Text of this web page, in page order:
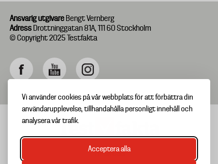
Vi använder cookies på vår webbplats för att förbättra din
användarupplevelse, tillhandahålla personligt innehåll och
analysera vår trafik.
Acceptera alla
Ansvarig utgivare Bengt Vernberg
Adress Drottninggatan 81A, 111 60 Stockholm
© Copyright 2025 Testfakta
TIPSA OSS